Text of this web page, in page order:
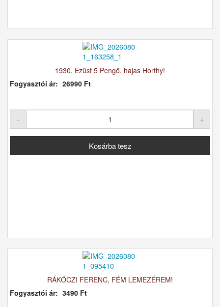
1930, Ezüst 5 Pengő, hajas Horthy!
Fogyasztói ár: 26990 Ft
RÁKÓCZI FERENC, FÉM LEMEZÉREM!
Fogyasztói ár: 3490 Ft